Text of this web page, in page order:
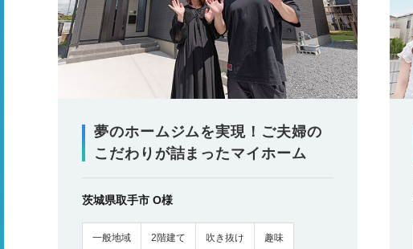
夢のホームジムを実現！ご夫婦の
こだわりが詰まったマイホーム
茨城県取手市 O様
一般地域 2階建て 吹き抜け 趣味